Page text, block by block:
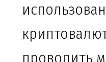
проводить